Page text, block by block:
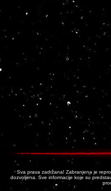
Sva prava zadržana! Zabranjena je
dozvoljena. Sve informacije koje su